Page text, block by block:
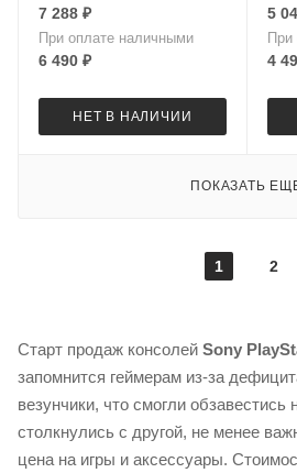
7 288 ₽
При оплате наличными
6 490 ₽
НЕТ В НАЛИЧИИ
5
При
4
ПОКАЗАТЬ
1 2
Старт продаж консолей Sony
запомнится геймерам из-за
везунчики, что смогли
столкнулись с другой, не менее
цена на игры и аксессуары.